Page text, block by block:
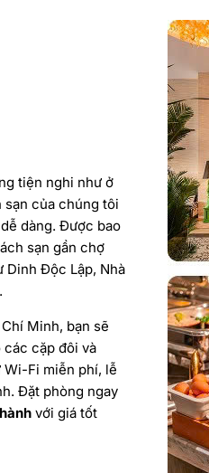
tiện nghi như ở
sạn của chúng tôi
dàng. Được bao
sạn gần chợ
Dinh Độc Lập, Nhà
Minh, bạn sẽ
các cặp đôi và
Wi-Fi miễn phí, lễ
Đặt phòng ngay
với giá tốt